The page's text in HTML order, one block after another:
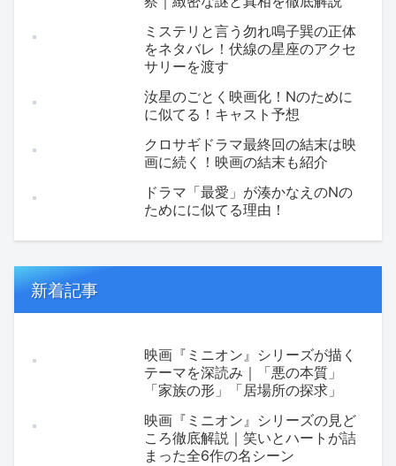
ミステリと言う勿れ鳴子巽の正体
をネタバレ！伏線の星座のアクセ
サリーを渡す
汝星のごとく映画化！Nのために
に似てる！キャスト予想
クロサギドラマ最終回の結末は映
画に続く！映画の結末も紹介
ドラマ「最愛」が湊かなえのNの
ためにに似てる理由！
新着記事
映画『ミニオン』シリーズが描く
テーマを深読み｜「悪の本質」
「家族の形」「居場所の探求」
映画『ミニオン』シリーズの見ど
ころ徹底解説｜笑いとハートが詰
まった全6作の名シーン